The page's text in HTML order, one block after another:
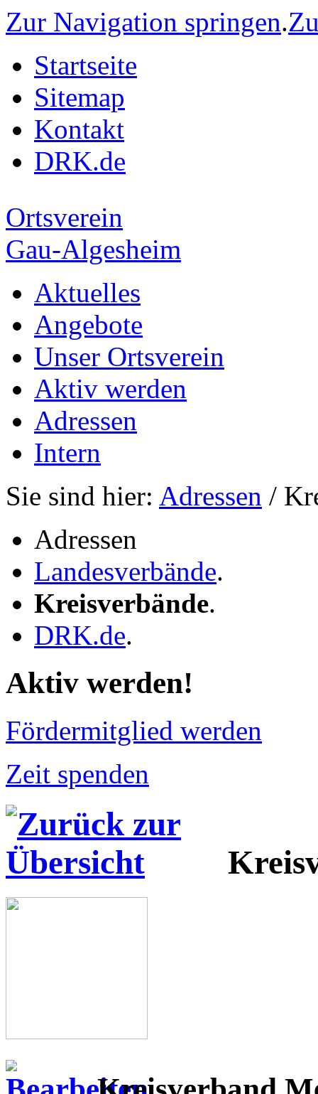
Zur Navigation springen.
Startseite
Sitemap
Kontakt
DRK.de
Ortsverein
Gau-Algesheim
Aktuelles
Angebote
Unser Ortsverein
Aktiv werden
Adressen
Intern
Sie sind hier: Adressen /
Adressen
Landesverbände.
Kreisverbände.
DRK.de.
Aktiv werden!
Fördermitglied werden
Zeit spenden